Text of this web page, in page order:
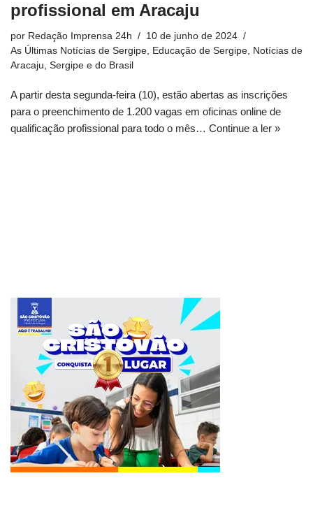
profissional em Aracaju
por Redação Imprensa 24h
10 de junho de 2024
As Últimas Notícias de Sergipe, Educação de Sergipe, Notícias de
Aracaju, Sergipe e do Brasil
A partir desta segunda-feira (10), estão abertas as inscrições
para o preenchimento de 1.200 vagas em oficinas online de
qualificação profissional para todo o mês… Continue a ler »